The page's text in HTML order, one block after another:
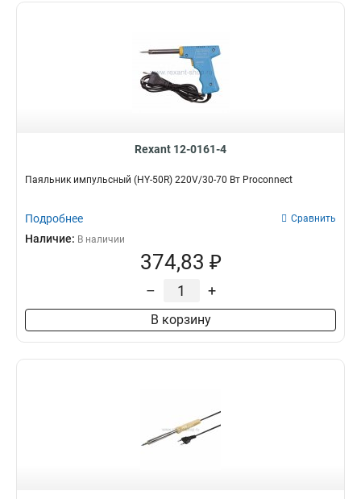
Rexant 12-0161-4
Паяльник импульсный (HY-50R) 220V/30-70 Вт Proconnect
Подробнее Сравнить
Наличие: В наличии
374,83 ₽
– +
В корзину